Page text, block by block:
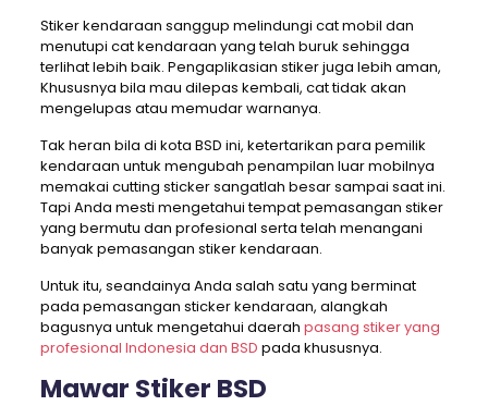
Stiker kendaraan sanggup melindungi cat mobil dan
menutupi cat kendaraan yang telah buruk sehingga
terlihat lebih baik. Pengaplikasian stiker juga lebih aman,
Khususnya bila mau dilepas kembali, cat tidak akan
mengelupas atau memudar warnanya.
Tak heran bila di kota BSD ini, ketertarikan para pemilik
kendaraan untuk mengubah penampilan luar mobilnya
memakai cutting sticker sangatlah besar sampai saat ini.
Tapi Anda mesti mengetahui tempat pemasangan stiker
yang bermutu dan profesional serta telah menangani
banyak pemasangan stiker kendaraan.
Untuk itu, seandainya Anda salah satu yang berminat
pada pemasangan sticker kendaraan, alangkah
bagusnya untuk mengetahui daerah pasang stiker yang
profesional Indonesia dan BSD pada khususnya.
Mawar Stiker BSD